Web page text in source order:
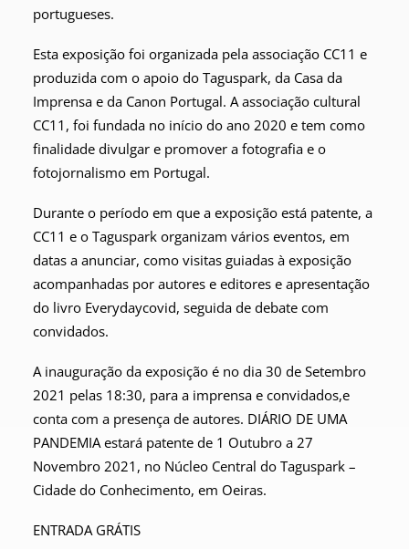
portugueses.
Esta exposição foi organizada pela associação CC11 e
produzida com o apoio do Taguspark, da Casa da
Imprensa e da Canon Portugal. A associação cultural
CC11, foi fundada no início do ano 2020 e tem como
finalidade divulgar e promover a fotografia e o
fotojornalismo em Portugal.
Durante o período em que a exposição está patente, a
CC11 e o Taguspark organizam vários eventos, em
datas a anunciar, como visitas guiadas à exposição
acompanhadas por autores e editores e apresentação
do livro Everydaycovid, seguida de debate com
convidados.
A inauguração da exposição é no dia 30 de Setembro
2021 pelas 18:30, para a imprensa e convidados,e
conta com a presença de autores. DIÁRIO DE UMA
PANDEMIA estará patente de 1 Outubro a 27
Novembro 2021, no Núcleo Central do Taguspark –
Cidade do Conhecimento, em Oeiras.
ENTRADA GRÁTIS